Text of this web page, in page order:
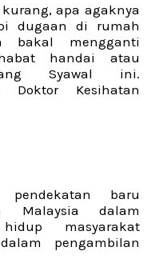
apa agaknya
dugaan di rumah
bakal mengganti
handai atau
Syawal ini.
Kesihatan
baru
Malaysia dalam
masyarakat
pengambilan